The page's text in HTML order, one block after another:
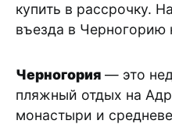
купить в рассрочку.
въезда в Черногорию
Черногория — это
пляжный отдых на
монастыри и